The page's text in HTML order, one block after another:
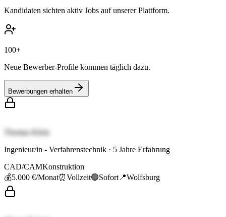
Kandidaten sichten aktiv Jobs auf unserer Plattform.
100+
Neue Bewerber-Profile kommen täglich dazu.
Bewerbungen erhalten
Thomas Klein
Ingenieur/in - Verfahrenstechnik · 5 Jahre Erfahrung
CAD/CAMKonstruktion
💰5.000 €/Monat⏰Vollzeit🟢Sofort 📍Wolfsburg